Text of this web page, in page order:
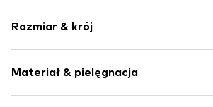
Miękki w dotyku
Materiał przyjazny dla skóry
Nr artykułu NAIa5bc001000002
Rozmiar & krój
Materiał & pielęgnacja